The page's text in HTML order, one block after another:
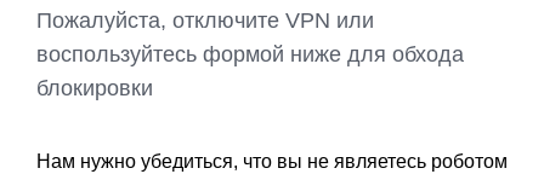
Пожалуйста, отключите VPN или
воспользуйтесь формой ниже для обхода
блокировки
Нам нужно убедиться, что вы не являетесь роботом